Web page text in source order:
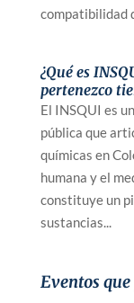
compatibilidad
¿Qué es
pertenezco
El INSQUI es
pública que
químicas en
humana y el
constituye un
sustancias...
Eventos